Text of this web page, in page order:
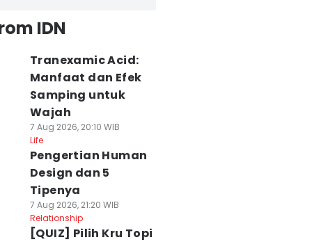
IDN
Tranexamic Acid:
Manfaat dan Efek
Samping untuk
Wajah
7 Aug 2026, 20:10 WIB
Life
Pengertian Human
Design dan 5
Tipenya
7 Aug 2026, 21:20 WIB
Relationship
[QUIZ] Pilih Kru Topi